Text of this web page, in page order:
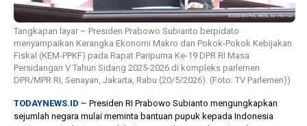
Tangkapan layar – Presiden Prabowo Subianto berpidato
menyampaikan Kerangka Ekonomi Makro dan Pokok-Pokok Kebijakan
Fiskal (KEM-PPKF) pada Rapat Paripurna Ke-19 DPR RI Masa
Persidangan V Tahun Sidang 2025-2026 di kompleks parlemen
DPR/MPR RI, Senayan, Jakarta, Rabu (20/5/2026). (Foto: TV Parlemen))
TODAYNEWS.ID – Presiden RI Prabowo Subianto mengungkapkan
sejumlah negara mulai meminta bantuan pupuk kepada Indonesia